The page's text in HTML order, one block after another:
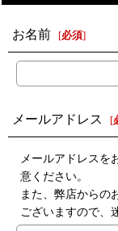
お名前 [必須]
メールアドレス [
メールアドレスを
意ください。
また、弊店からの
ございますので、